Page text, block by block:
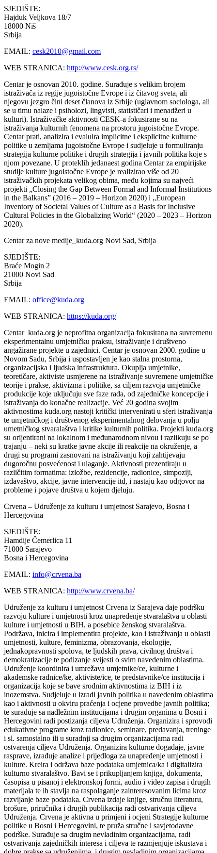
SJEDIŠTE:
Hajduk Veljkova 18/7
18000 Niš
Srbija
EMAIL: cesk2010@gmail.com
WEB STRANICA: http://www.cesk.org.rs/
Centar je osnovan 2010. godine. Surađuje s velikim brojem
istraživača iz regije jugoistočne Evrope i iz čitavog sveta, ali
njegovu jezgro čini deset članova iz Srbije (uglavnom sociologa, ali
se u timu nalaze i psiholozi, lingvisti, statističari i menadžeri u
kulturi). Istraživačke aktivnosti CESK-a fokusirane su na
istraživanja kulturnih fenomena na prostoru jugoistočne Evrope.
Centar prati, analizira i evaluira implicitne i eksplicitne kulturne
politike u zemljama jugoistočne Evrope i sudjeluje u formuliranju
strategija kulturne politike i drugih strategija i javnih politika koje s
njom povezane. U proteklih jedanaest godina Centar za empirijske
studije kulture jugoistočne Evrope je realizirao više od 20
istraživačkih projekata velikog obima, među kojima su najveći
projekti „Closing the Gap Between Formal and Informal Institutions
in the Balkans” (2016 – 2019 – Horizon 2020) i „European
Inventory of Societal Values of Culture as a Basis for Inclusive
Cultural Policies in the Globalizing World“ (2020 – 2023 – Horizon
2020).
Centar za nove medije_kuda.org Novi Sad, Srbija
SJEDIŠTE:
Braće Mogin 2
21000 Novi Sad
Srbija
EMAIL: office@kuda.org
WEB STRANICA: https://kuda.org/
Centar_kuda.org je neprofitna organizacija fokusirana na suvremenu
eksperimentalnu umjetničku praksu, istraživanje i društveno
angažirane projekte u zajednici. Centar je osnovan 2000. godine u
Novom Sadu, Srbija i uspostavljen je kao stalna prostorna,
organizacijska i ljudska infrastruktura. Okuplja umjetnike,
teoretičare, aktiviste usmjerene na istraživanje suvremene umjetničke
teorije i prakse, aktivizma i politike, sa ciljem razvoja umjetničke
produkcije koje uključuju sve faze rada, od zajedničke koncepcije i
istraživanja do konačne realizacije. Već 20 godina svojim
aktivnostima kuda.org nastoji kritički intervenirati u sferi istraživanja
te umjetničkog i društvenog eksperimentalnog delovanja u polju
umetničkog stvaralaštva i kritike kulturnih politika. Projekti kuda.org
su orijentirani na lokalnom i međunarodnom nivou i razlikuju se po
trajanju – neki su kratke javne akcije ili reakcije na okruženje, a
drugi su programi zasnovani na istraživanju koji zahtijevaju
dugoročnu posvećenost i ulaganje. Aktivnosti prezentiraju u
različitim formatima: izložbe, rezidencije, radionice, simpoziji,
izdavaštvo, akcije, javne intervencije itd, i nastaju kao odgovor na
probleme i pojave društva u kojem djeluju.
Crvena – Udruženje za kulturu i umjetnost Sarajevo, Bosna i
Hercegovina
SJEDIŠTE:
Hamdije Čemerlica 11
71000 Sarajevo
Bosna i Hercegovina
EMAIL: info@crvena.ba
WEB STRANICA: http://www.crvena.ba/
Udruženje za kulturu i umjetnost Crvena iz Sarajeva daje podršku
razvoju kulture i umjetnosti kroz unapređenje stvaralaštva u oblasti
kulture i umjetnosti u BIH, a posebice ženskog stvaralaštva.
Podržava, inicira i implementira projekte, kao i istraživanja u oblasti
umjetnosti, kulture, feminizma, obrazovanja, ekologije,
jednakopravnosti spolova, te ljudskih prava, civilnog društva i
demokratizacije te podizanje svijesti o svim navedenim oblastima.
Udruženje koordinira i umrežava umjetnike/ce, kulturne i
akademske radnice/ke, aktiviste/ice, te predstavnike/ce institucija i
organizacija koje se bave srodnim aktivnostima iz BIH i iz
inozemstva. Sudjeluje u izradi javnih politika u navedenim oblastima
kao i aktivnosti u okviru praćenja i ocjene provedbe javnih politika;
te surađuje sa nadležnim institucijama i drugim organima u Bosni i
Hercegovini radi postizanja ciljeva Udruženja. Organizira i sprovodi
edukativne programe kroz radionice, seminare, predavanja, treninge
i sl. samostalno ili u suradnji sa drugim organizacijama radi
ostvarenja ciljeva Udruženja. Organizira kulturne događaje, javne
rasprave, izrađuje analize i prijedloga za unapređenje umjetnosti i
kulture. Kreira i održava baze podataka umjetnica/ka i digitalizira
kulturno stvaralaštvo. Bavi se i prikupljanjem knjiga, dokumenta,
časopisa u pisanoj i elektronskoj formi, audio i video zapisa i drugih
materijala te ih stavlja na raspolaganje zainteresovanim licima kroz
razvijanje baze podataka. Crvena izdaje knjige, stručnu literaturu,
brošure, priručnika i drugih publikacija radi ostvarivanja ciljeva
Udruženja. Crvena je aktivna u primjeni i ocjeni Strategije kulturne
politike u Bosni i Hercegovini, te pruža stručne i savjetodavne
podrške. Surađuje sa drugim nevladinim organizacijama, radi
ostvarivanja zajedničkih interesa i ciljeva te razmjenjuje iskustava i